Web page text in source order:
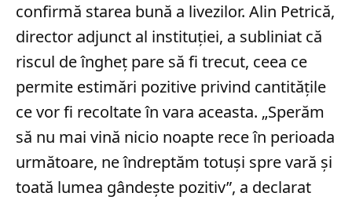
confirmă starea bună a livezilor. Alin Petrică,
director adjunct al instituției, a subliniat că
riscul de îngheț pare să fi trecut, ceea ce
permite estimări pozitive privind cantitățile
ce vor fi recoltate în vara aceasta. „Sperăm
să nu mai vină nicio noapte rece în perioada
următoare, ne îndreptăm totuşi spre vară şi
toată lumea gândeşte pozitiv”, a declarat